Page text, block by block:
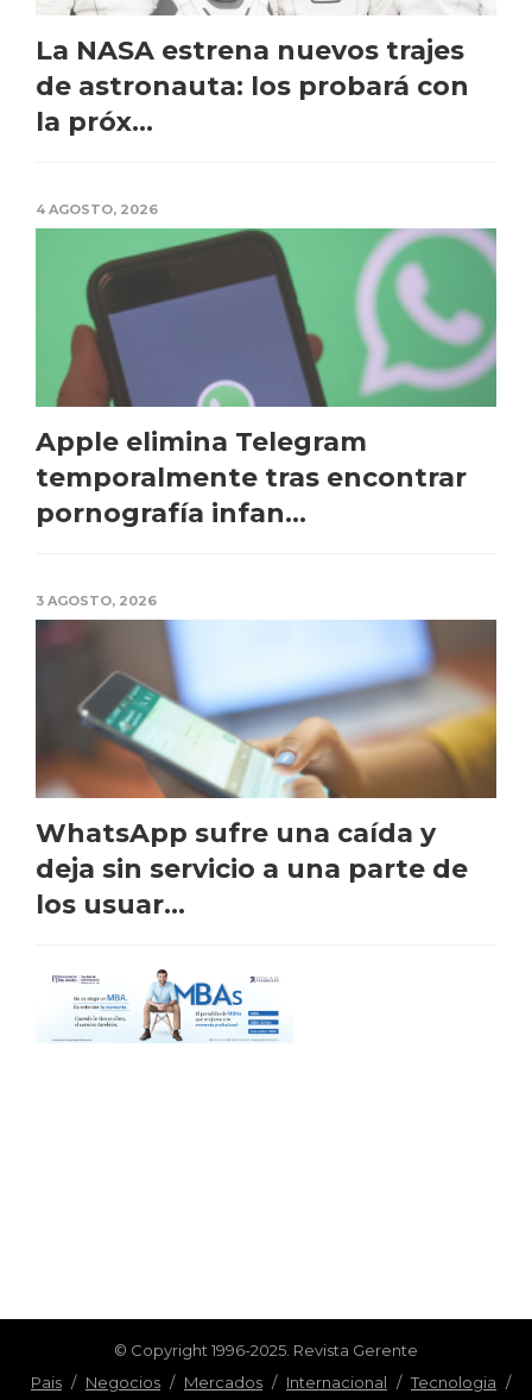
La NASA estrena nuevos trajes
de astronauta: los probará con
la próx...
4 AGOSTO, 2026
Apple elimina Telegram
temporalmente tras encontrar
pornografía infan...
3 AGOSTO, 2026
WhatsApp sufre una caída y
deja sin servicio a una parte de
los usuar...
© Copyright 1996-2025. Revista Gerente
Pais / Negocios / Mercados / Internacional / Tecnologia /